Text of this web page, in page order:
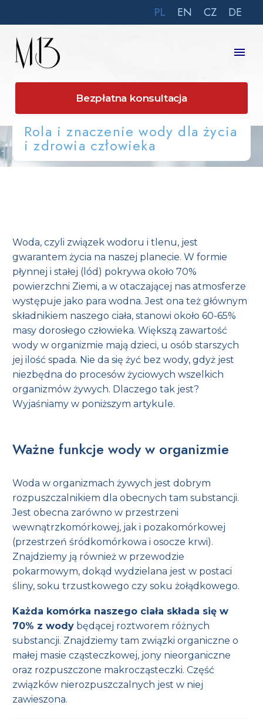
EN
PL CZ DE
Bezpłatna konsultacja
Rola i znaczenie wody dla życia
i zdrowia człowieka
Home
Aktualności
Rola i znaczenie wody dla życia i zdrowia człowieka
Woda, czyli związek wodoru i tlenu, jest
gwarantem życia na naszej planecie. W formie
płynnej i stałej (lód) pokrywa około 70%
powierzchni Ziemi, a w otaczającej nas atmosferze
występuje jako para wodna. Jest ona też głównym
składnikiem naszego ciała, stanowi około 60-65%
masy dorosłego człowieka. Większą zawartość
wody w organizmie mają dzieci, u osób starszych
jej ilość spada. Nie da się żyć bez wody, gdyż jest
niezbędna do procesów życiowych wszelkich
organizmów żywych. Dlaczego tak jest?
Wyjaśniamy w poniższym artykule.
Ważne funkcje wody w organizmie
Woda w organizmach żywych jest dobrym
rozpuszczalnikiem dla obecnych tam substancji.
Jest obecna zarówno w przestrzeni
wewnątrzkomórkowej, jak i pozakomórkowej
(przestrzeń śródkomórkowa i osocze krwi).
Znajdziemy ją również w przewodzie
pokarmowym, dokąd wydzielana jest w postaci
śliny, soku trzustkowego czy soku żołądkowego.
Każda komórka naszego ciała składa się w
70% z wody będącej roztworem różnych
substancji. Znajdziemy tam związki organiczne o
małej masie cząsteczkowej, jony nieorganiczne
oraz rozpuszczone makrocząsteczki. Część
związków nierozpuszczalnych jest w niej
zawieszona.